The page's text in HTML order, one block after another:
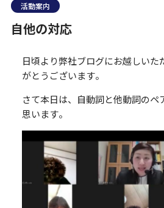
活動案内
自他の対応
日頃より弊社ブログにお越しいた
がとうございます。
さて本日は、自動詞と他動詞のペ
思います。